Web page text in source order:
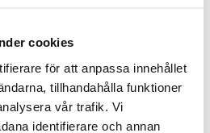
cookies
för att anpassa innehållet
tillhandahålla funktioner
vår trafik. Vi
identifierare och annan